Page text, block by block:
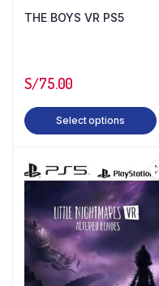
THE BOYS VR PS5
S/75.00
Select options